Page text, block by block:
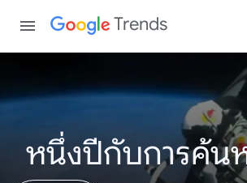
Trends
หนึ่งปีกับการค้น